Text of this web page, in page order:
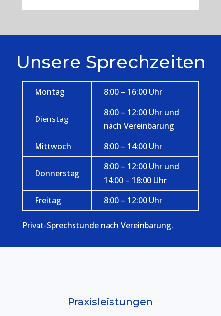
Unsere Sprechzeiten
Montag 8:00 – 16:00 Uhr
Dienstag
8:00 – 12:00 Uhr und
nach Vereinbarung
Mittwoch
8:00 – 14:00 Uhr
Donnerstag
8:00 – 12:00 Uhr und
14:00 – 18:00 Uhr
Freitag
8:00 – 12:00 Uhr
Privat-Sprechstunde nach Vereinbarung.
Praxisleistungen